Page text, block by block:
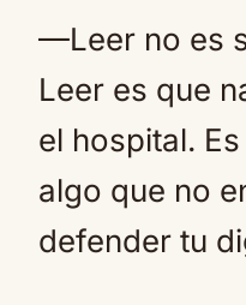
—Leer no es
Leer es que
el hospital.
algo que no
defender tu